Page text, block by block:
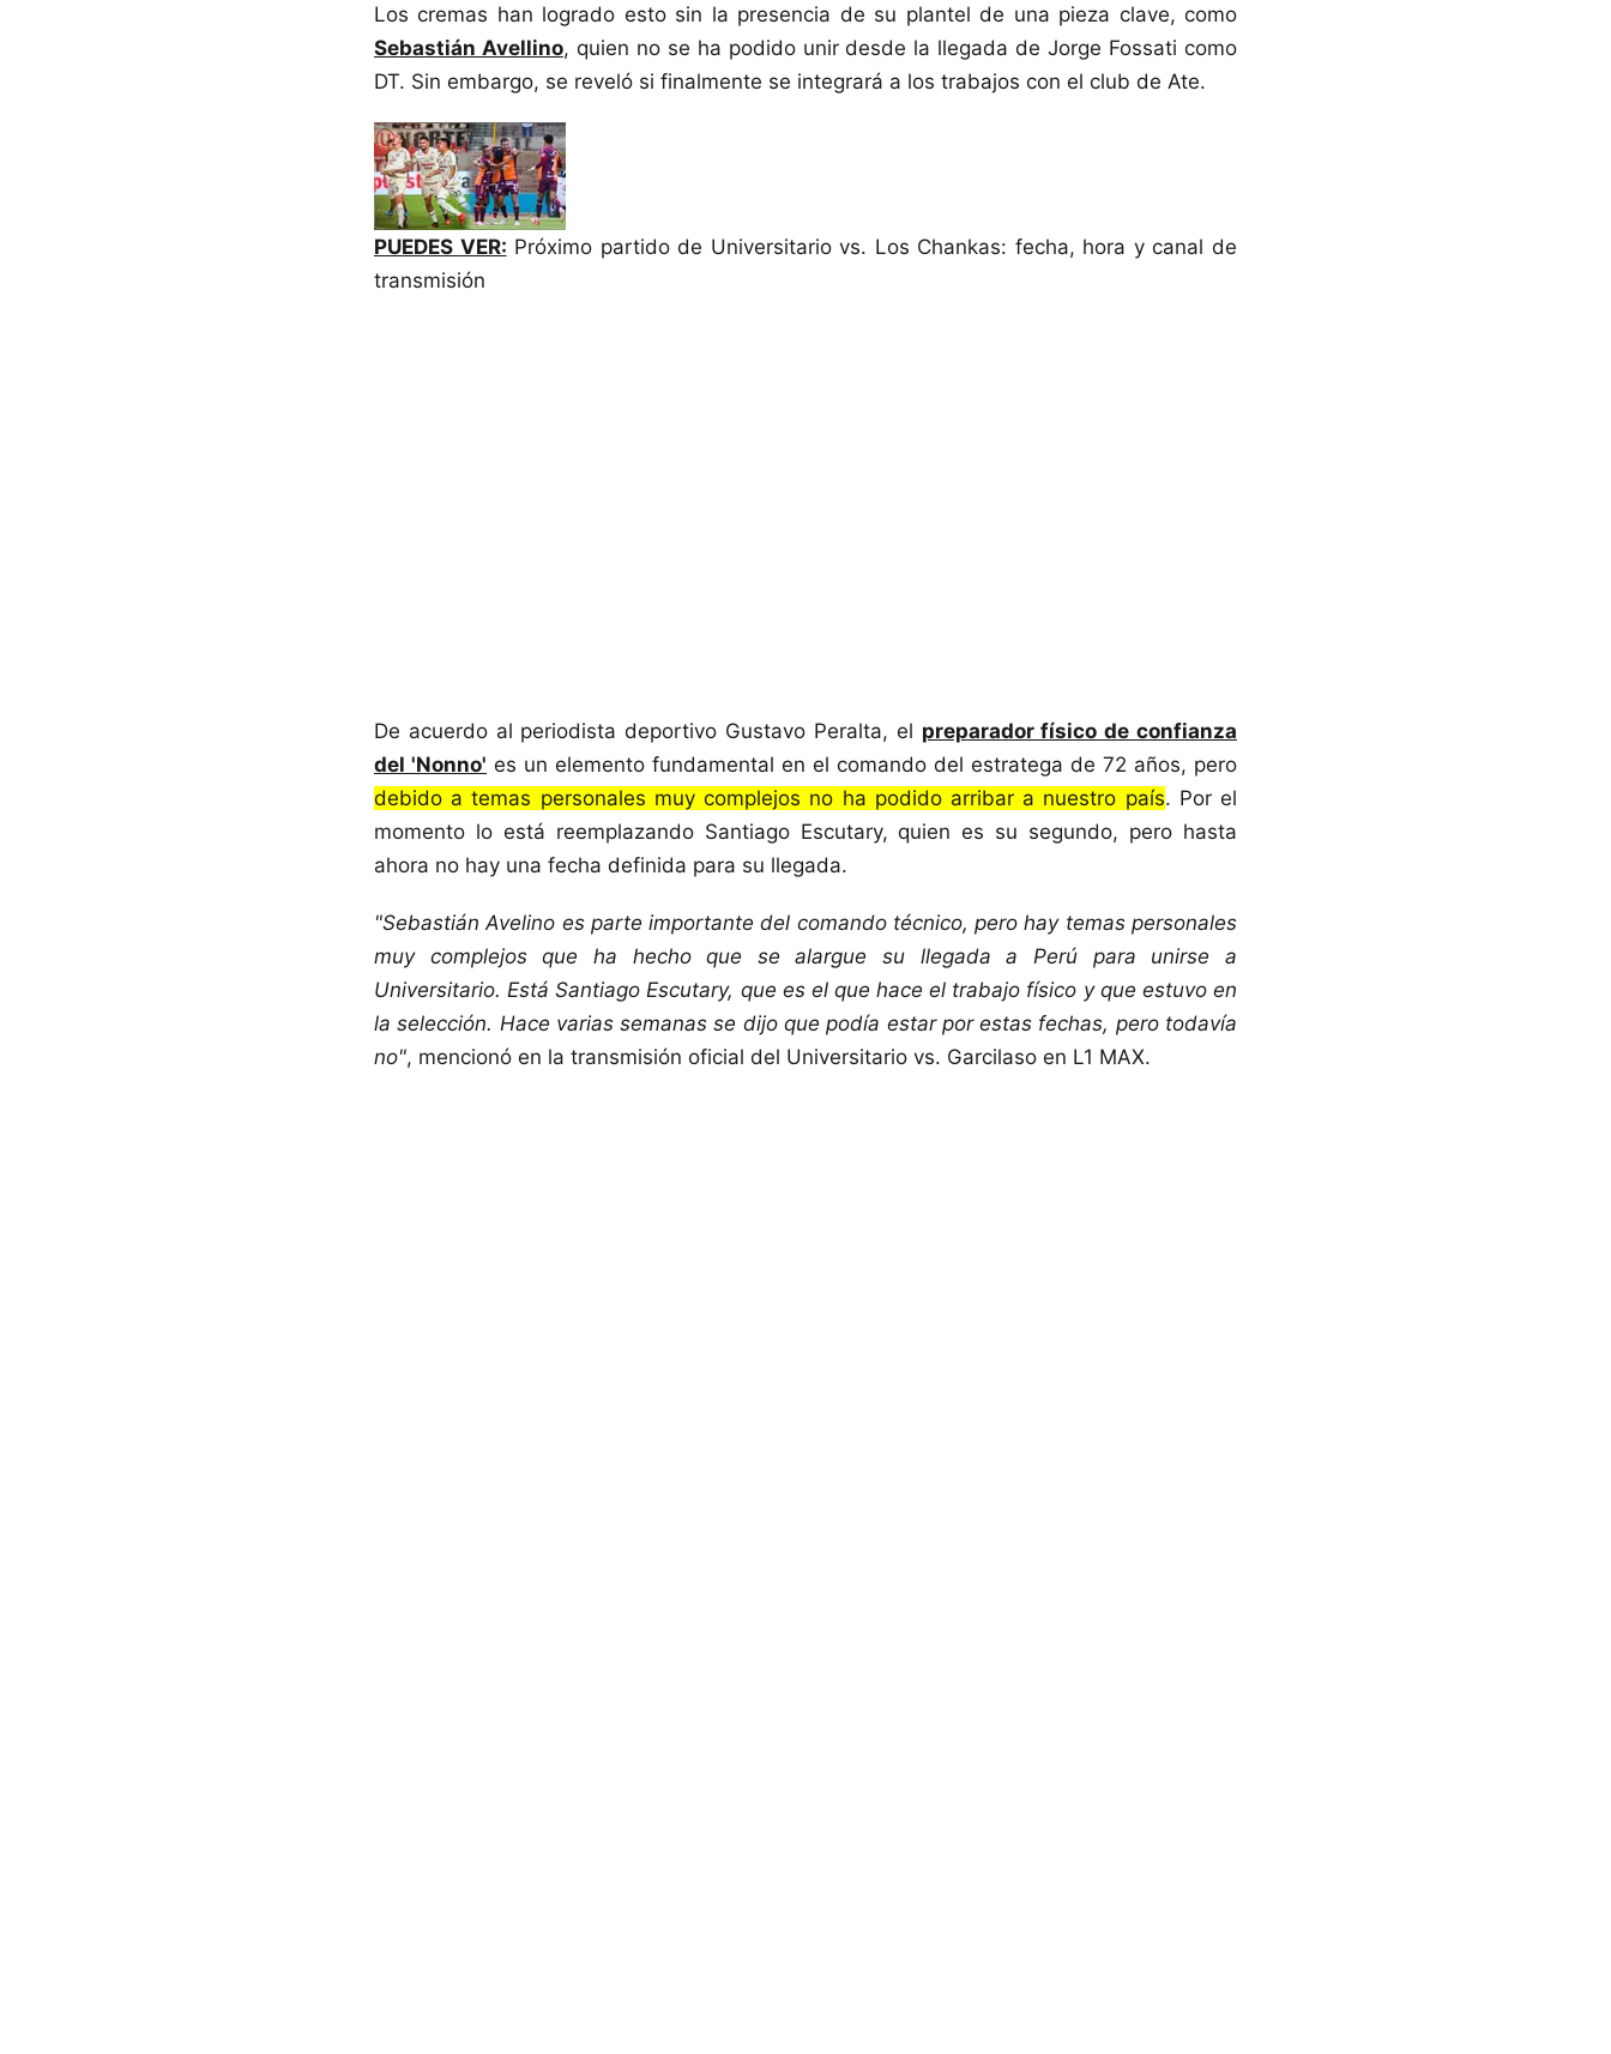
Los cremas han logrado esto sin la presencia de su plantel de una pieza clave, como
Sebastián Avellino, quien no se ha podido unir desde la llegada de Jorge Fossati como
DT. Sin embargo, se reveló si finalmente se integrará a los trabajos con el club de Ate.
PUEDES VER: Próximo partido de Universitario vs. Los Chankas: fecha, hora y canal de
transmisión
De acuerdo al periodista deportivo Gustavo Peralta, el preparador físico de confianza
del 'Nonno' es un elemento fundamental en el comando del estratega de 72 años, pero
debido a temas personales muy complejos no ha podido arribar a nuestro país. Por el
momento lo está reemplazando Santiago Escutary, quien es su segundo, pero hasta
ahora no hay una fecha definida para su llegada.
"Sebastián Avelino es parte importante del comando técnico, pero hay temas personales
muy complejos que ha hecho que se alargue su llegada a Perú para unirse a
Universitario. Está Santiago Escutary, que es el que hace el trabajo físico y que estuvo en
la selección. Hace varias semanas se dijo que podía estar por estas fechas, pero todavía
no", mencionó en la transmisión oficial del Universitario vs. Garcilaso en L1 MAX.